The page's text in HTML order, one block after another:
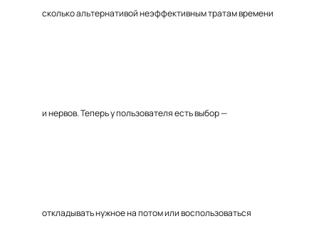
сколько альтернативой неэффективным тратам времени
и нервов. Теперь у пользователя есть выбор —
откладывать нужное на потом или воспользоваться